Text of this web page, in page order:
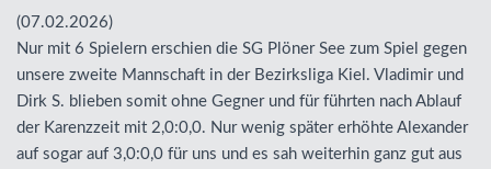
(07.02.2026)
Nur mit 6 Spielern erschien die SG Plöner See zum Spiel gegen
unsere zweite Mannschaft in der Bezirksliga Kiel. Vladimir und
Dirk S. blieben somit ohne Gegner und für führten nach Ablauf
der Karenzzeit mit 2,0:0,0. Nur wenig später erhöhte Alexander
auf sogar auf 3,0:0,0 für uns und es sah weiterhin ganz gut aus